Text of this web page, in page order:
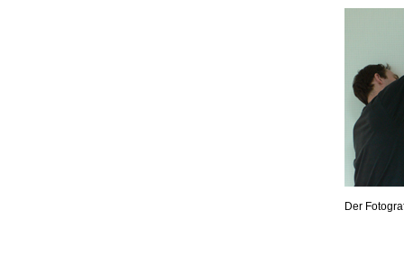
Der